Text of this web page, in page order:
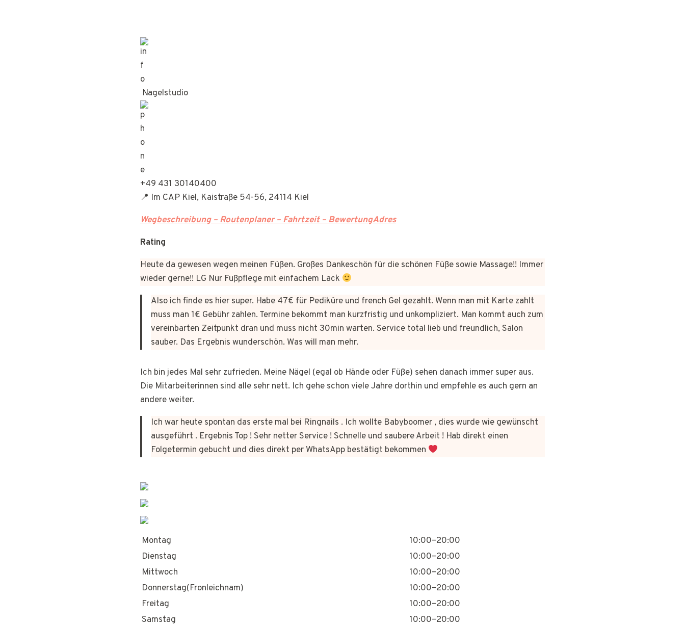
Nagelstudio
+49 431 30140400
📍 Im CAP Kiel, Kaistraße 54-56, 24114 Kiel
Wegbeschreibung – Routenplaner – Fahrtzeit – BewertungAdres
Rating
Heute da gewesen wegen meinen Füßen. Großes Dankeschön für die schönen Füße sowie Massage!! Immer
wieder gerne!! LG Nur Fußpflege mit einfachem Lack
Also ich finde es hier super. Habe 47€ für Pediküre und french Gel gezahlt. Wenn man mit Karte zahlt
muss man 1€ Gebühr zahlen. Termine bekommt man kurzfristig und unkompliziert. Man kommt auch zum
vereinbarten Zeitpunkt dran und muss nicht 30min warten. Service total lieb und freundlich, Salon
sauber. Das Ergebnis wunderschön. Was will man mehr.
Ich bin jedes Mal sehr zufrieden. Meine Nägel (egal ob Hände oder Füße) sehen danach immer super aus.
Die Mitarbeiterinnen sind alle sehr nett. Ich gehe schon viele Jahre dorthin und empfehle es auch gern an
andere weiter.
Ich war heute spontan das erste mal bei Ringnails . Ich wollte Babyboomer , dies wurde wie gewünscht
ausgeführt . Ergebnis Top ! Sehr netter Service ! Schnelle und saubere Arbeit ! Hab direkt einen
Folgetermin gebucht und dies direkt per WhatsApp bestätigt bekommen
Montag
10:00–20:00
Dienstag
10:00–20:00
Mittwoch
10:00–20:00
Donnerstag(Fronleichnam)
10:00–20:00
Freitag
10:00–20:00
Samstag
10:00–20:00